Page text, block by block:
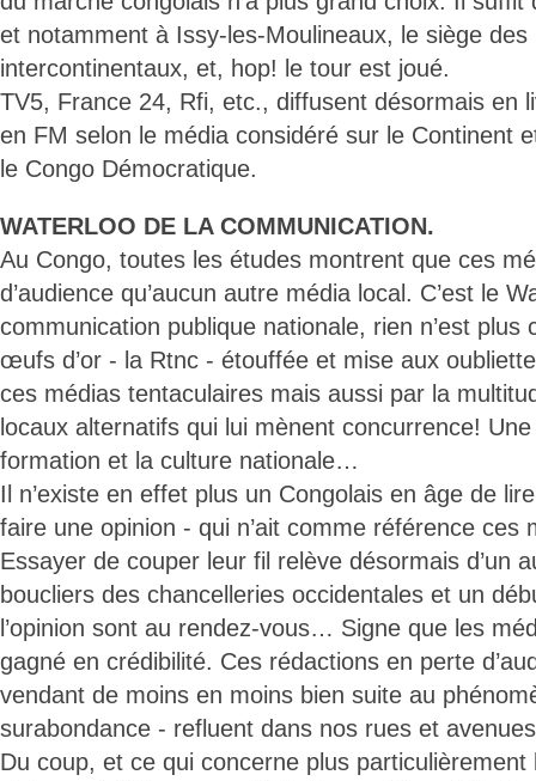
et notamment à Issy-les-Moulineaux, le siège des
intercontinentaux, et, hop! le tour est joué.
TV5, France 24, Rfi, etc., diffusent désormais en
en FM selon le média considéré sur le Continent
le Congo Démocratique.
WATERLOO DE LA COMMUNICATION.
Au Congo, toutes les études montrent que ces
d’audience qu’aucun autre média local. C’est le
communication publique nationale, rien n’est plus
œufs d’or - la Rtnc - étouffée et mise aux
ces médias tentaculaires mais aussi par la
locaux alternatifs qui lui mènent concurrence!
formation et la culture nationale…
Il n’existe en effet plus un Congolais en âge de
faire une opinion - qui n’ait comme référence ces
Essayer de couper leur fil relève désormais d’un
boucliers des chancelleries occidentales et un
l’opinion sont au rendez-vous… Signe que les
gagné en crédibilité. Ces rédactions en perte
vendant de moins en moins bien suite au
surabondance - refluent dans nos rues et
Du coup, et ce qui concerne plus particulièrement